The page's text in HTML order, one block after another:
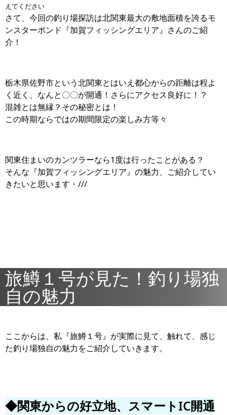
えてください
さて、今回の釣り場探訪は北関東最大の敷地面積を誇るモ
ンスターポンド『加賀フィッシングエリア』さんのご紹
介！
栃木県佐野市という北関東とはいえ都心からの距離は程よ
く近く、なんと〇〇が開通！さらにアクセス良好に！？
混雑とは無縁？その秘密とは！
この時期ならではの期間限定の楽しみ方等々
関東住まいのカンツラーなら1度は行ったことがある？
そんな『加賀フィッシングエリア』の魅力、ご紹介してい
きたいと思います・///
旅鱒１号が見た！釣り場独
自の魅力
ここからは、私『旅鱒１号』が実際に見て、触れて、感じ
た釣り場独自の魅力をご紹介していきます。
◆関東からの好立地、スマートIC開通